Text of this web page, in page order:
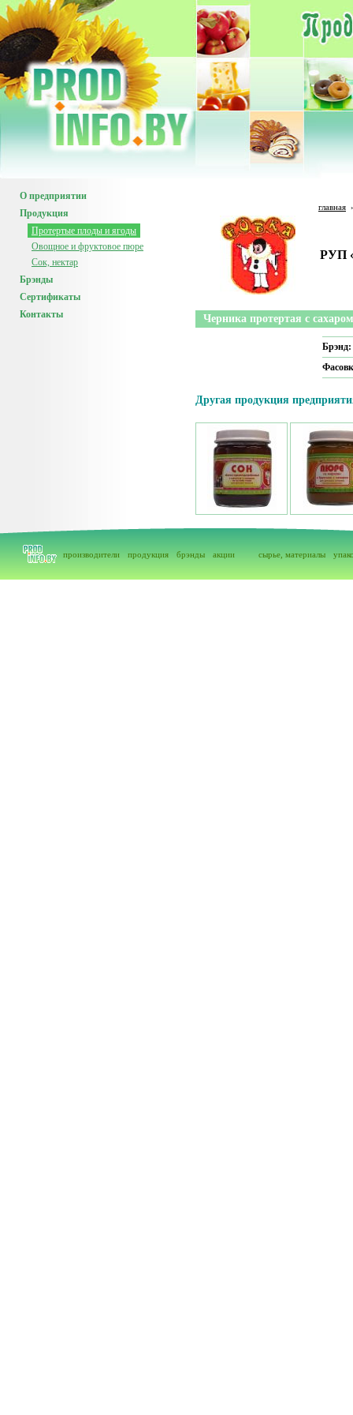
О предприятии
Продукция
Протертые плоды и ягоды
Овощное и фруктовое пюре
Сок, нектар
Брэнды
Сертификаты
Контакты
главная
РУП
Черника протертая с сахаром
Брэнд:
Другая продукция
производители продукция брэнды акции сырье, материалы